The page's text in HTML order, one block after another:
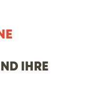
IHRE